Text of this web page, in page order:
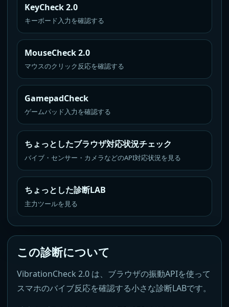
KeyCheck 2.0
キーボード入力を確認する
MouseCheck 2.0
マウスのクリック反応を確認する
GamepadCheck
ゲームパッド入力を確認する
ちょっとしたブラウザ対応状況チェック
バイブ・センサー・カメラなどのAPI対応状況を見る
ちょっとした診断LAB
主力ツールを見る
この診断について
VibrationCheck 2.0 は、ブラウザの振動APIを使って
スマホのバイブ反応を確認する小さな診断LABです。